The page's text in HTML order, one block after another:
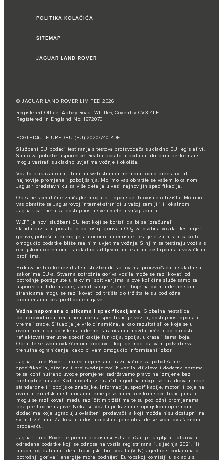
POLITIKA KOLAČIĆA
SITEMAP
JAGUAR LAND ROVER
© JAGUAR LAND ROVER LIMITED 2026
Registered Office: Abbey Road, Whitley, Coventry CV3 4LF
Registered in England No: 1672070
POGLEDAJTE UREDBU (EU) 2020/740 PDF
Službeni EU podaci testiranja s testova proizvođača sukladno EU legislativi.
Samo za potrebe usporedbe. Realni podatci i podatci ukupnih performansi
mogu varirati sukladno uvjetima vožnje i okoliša.
Vozilo prikazano na filmu na web stranici ne mora točno predstavljati
najnovije promjene i poboljšanja. Molimo vas obratite se vašem lokalnom
Jaguar predstavniku za više detalja u vezi najnovijih specifikacija.
Opisane specifične značajke mogu biti opcijske ili ovisne o tržištu. Molimo
vas obratite se Jaguarovoj internet-stranici u vašoj zemlji ili lokalnom
Jaguar partneru za dostupnost i sve uvjete u vašoj zemlji.
WLTP je novi službeni EU test koji se koristi da bi se izračunali
standardizirani podatci o potrošnji goriva i CO2
za osobna vozila. Test mjeri
gorivo, potrošnju energije, autonomiju i emisije. Test je dizajniran kako bi
omogućio podatke bliže realnim uvjetima vožnje. S njim se testiraju vozila s
opcijskom opremom i sukladno zahtjevnijim testnim postupcima i vozačkim
profilima.
Prikazane brojke rezultat su službenih ispitivanja proizvođača u skladu sa
zakonima EU-a. Stvarna potrošnja goriva vozila može se razlikovati od
potrošnje postignute u takvim ispitivanjima, a ove količine služe samo za
usporedbu. Informacije, specifikacije, cijene i boje na ovim internetskim
stranicama mogu se razlikovati od tržišta do tržišta te su podložne
promjenama bez prethodne najave.
Važna napomena o slikama i specifikacijama. Globalna nestašica
poluprovodnika trenutno utiče na specifikacije vozila, dostupnost opcija i
vreme izrade. Situacija je vrlo dinamična, a kao rezultat slike koje se u
ovom trenutku koriste na internet stranicama možda neće u potpunosti
reflektovati trenutne specifikacije funkcija, opcija, ukrasa i šema boja.
Obratite se svom ovlašćenom prodavcu koji će moći da vam potvrdi sva
trenutna ograničenja, kako bi vam omogućio informisani izbor
Jaguar Land Rover Limited neprestano traži načine za poboljšanje
specifikacija, dizajna i proizvodnje svojih vozila, dijelova i dodatne opreme,
te se kontinuirano uvode promjene; zadržavamo pravo na izmjene bez
prethodne najave. Kod modela iz različitih godina mogu se razlikovati neke
standardne ili opcijske značajke. Informacije, specifikacije, motori i boje na
ovim internetskim stranicama temelje se na europskim specifikacijama i
mogu se razlikovati među različitim tržištima te su podložni promjenama
bez prethodne najave. Neka su vozila prikazana s opcijskom opremom i
dodacima koje ugrađuju ovlašteni prodavači, a koji možda nisu dostupni na
svim tržištima. Za lokalnu dostupnost i cijene obratite se svom ovlaštenom
prodavaču.
Jaguar Land Rover je prema propisima EU-a dužan prikupljati i otkrivati
određene podatke koji se odnose na vozila registrirana 1. siječnja 2021. ili
nakon tog datuma. Identifikacijski broj vozila (VIN) zajedno s podacima o
potrošnji goriva i energije mora podnijeti Europskoj komisiji u skladu s